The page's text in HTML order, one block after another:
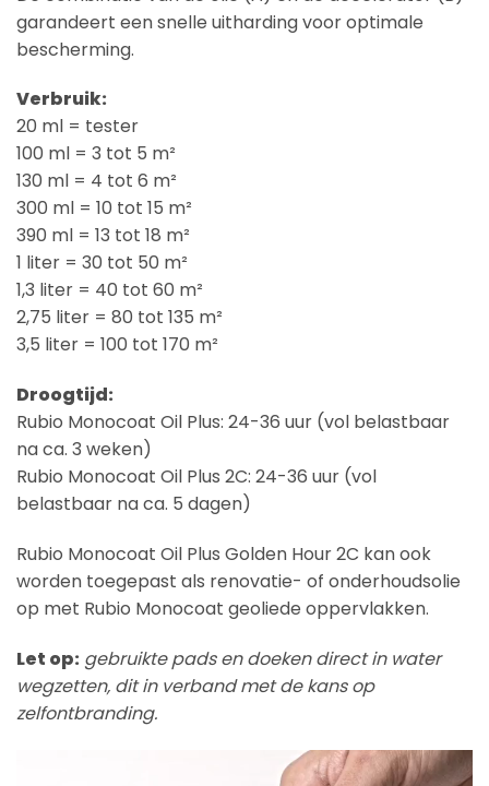
garandeert een snelle uitharding voor optimale
bescherming.
Verbruik:
20 ml = tester
100 ml = 3 tot 5 m²
130 ml = 4 tot 6 m²
300 ml = 10 tot 15 m²
390 ml = 13 tot 18 m²
1 liter = 30 tot 50 m²
1,3 liter = 40 tot 60 m²
2,75 liter = 80 tot 135 m²
3,5 liter = 100 tot 170 m²
Droogtijd:
Rubio Monocoat Oil Plus: 24-36 uur (vol belastbaar
na ca. 3 weken)
Rubio Monocoat Oil Plus 2C: 24-36 uur (vol
belastbaar na ca. 5 dagen)
Rubio Monocoat Oil Plus Golden Hour 2C kan ook
worden toegepast als renovatie- of onderhoudsolie
op met Rubio Monocoat geoliede oppervlakken.
Let op: gebruikte pads en doeken direct in water
wegzetten, dit in verband met de kans op
zelfontbranding.